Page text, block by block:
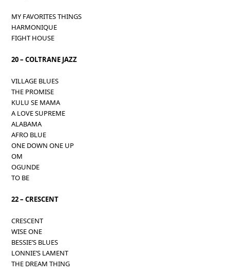
MY FAVORITES THINGS
HARMONIQUE
FIGHT HOUSE
20 – COLTRANE JAZZ
VILLAGE BLUES
THE PROMISE
KULU SE MAMA
A LOVE SUPREME
ALABAMA
AFRO BLUE
ONE DOWN ONE UP
OM
OGUNDE
TO BE
22 – CRESCENT
CRESCENT
WISE ONE
BESSIE’S BLUES
LONNIE’S LAMENT
THE DREAM THING